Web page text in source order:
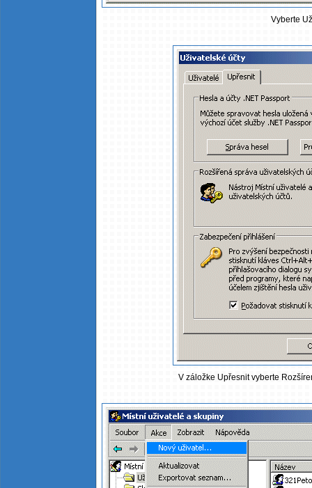
Vyberte
V záložke Upřesnit vyberte